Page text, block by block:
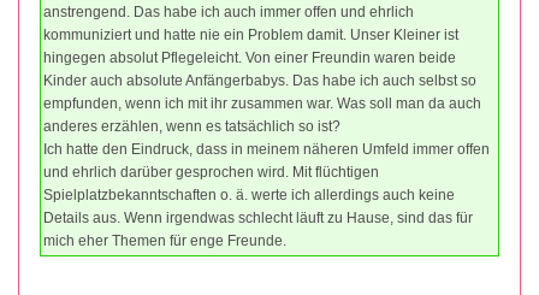
anstrengend. Das habe ich auch immer offen und ehrlich
kommuniziert und hatte nie ein Problem damit. Unser Kleiner ist
hingegen absolut Pflegeleicht. Von einer Freundin waren beide
Kinder auch absolute Anfängerbabys. Das habe ich auch selbst so
empfunden, wenn ich mit ihr zusammen war. Was soll man da auch
anderes erzählen, wenn es tatsächlich so ist?
Ich hatte den Eindruck, dass in meinem näheren Umfeld immer offen
und ehrlich darüber gesprochen wird. Mit flüchtigen
Spielplatzbekanntschaften o. ä. werte ich allerdings auch keine
Details aus. Wenn irgendwas schlecht läuft zu Hause, sind das für
mich eher Themen für enge Freunde.